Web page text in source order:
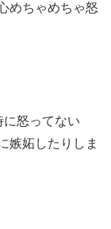
めちゃめちゃ怒
怒ってない
嫉妬したりしま